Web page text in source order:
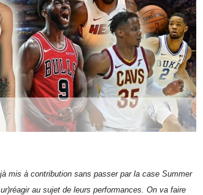
mis à contribution sans passer par la case Summer
au sujet de leurs performances. On va faire